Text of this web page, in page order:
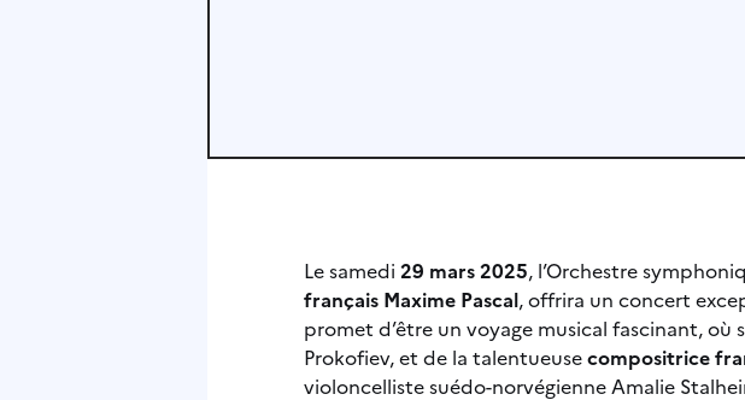
Le samedi 29 mars 2025, l’Orchestre
français Maxime Pascal, offrira un concert
promet d’être un voyage musical fascinant, où
Prokofiev, et de la talentueusecompositrice
violoncelliste suédo-norvégienne Amalie